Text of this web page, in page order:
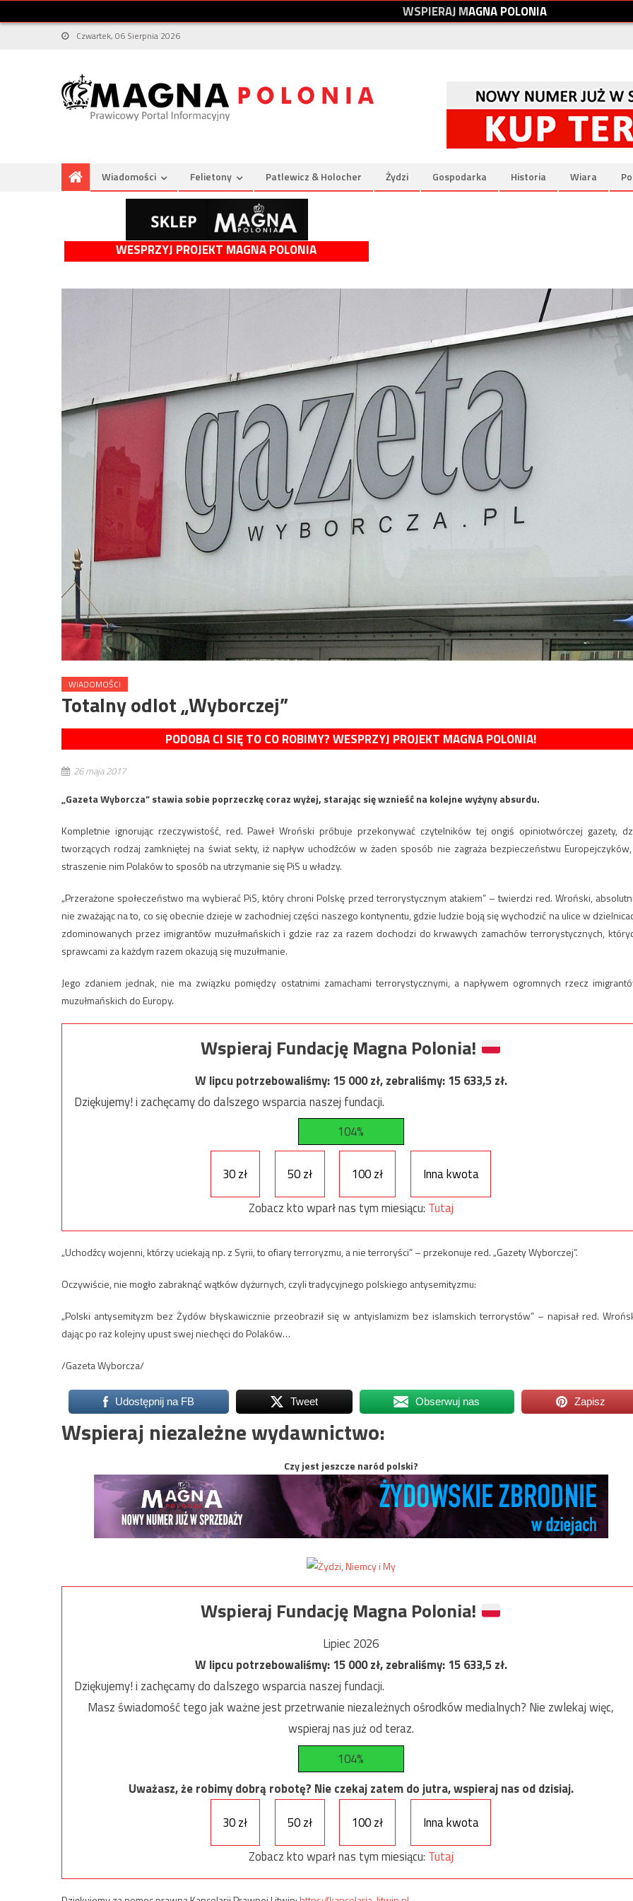
WSPIERAJMAGNAPOLONIA
Czwartek, 06 Sierpnia 2026
Wiadomości Felietony Patlewicz & Holocher Żydzi Gospodarka Historia Wiara
WESPRZYJ PROJEKT MAGNA POLONIA
WIADOMOŚCI
Totalny odlot „Wyborczej”
PODOBA CI SIĘ TO CO ROBIMY? WESPRZYJ PROJEKT MAGNA POLONIA!
26 maja 2017
„Gazeta Wyborcza” stawia sobie poprzeczkę coraz wyżej, starając się wznieść na kolejne wyżyny absurdu.
Kompletnie ignorując rzeczywistość, red. Paweł Wroński próbuje przekonywać czytelników tej ongiś opiniotwórczej gazety,
tworzących rodzaj zamkniętej na świat sekty, iż napływ uchodźców w żaden sposób nie zagraża bezpieczeństwu
straszenie nim Polaków to sposób na utrzymanie się PiS u władzy.
„Przerażone społeczeństwo ma wybierać PiS, który chroni Polskę przed terrorystycznym atakiem” – twierdzi red. Wroński,
nie zważając na to, co się obecnie dzieje w zachodniej części naszego kontynentu, gdzie ludzie boją się wychodzić na ulice w
zdominowanych przez imigrantów muzułmańskich i gdzie raz za razem dochodzi do krwawych zamachów terrorystycznych,
sprawcami za każdym razem okazują się muzułmanie.
Jego zdaniem jednak, nie ma związku pomiędzy ostatnimi zamachami terrorystycznymi, a napływem ogromnych rzecz
muzułmańskich do Europy.
Wspieraj Fundację Magna Polonia!
W lipcu potrzebowaliśmy:15 000zł, zebraliśmy:15 633,5zł.
Dziękujemy! i zachęcamy do dalszego wsparcia naszej fundacji.
104%
30 zł 50 zł 100 zł
Inna kwota
Zobacz kto wparł nas tym miesiącu: Tutaj
„Uchodźcy wojenni, którzy uciekają np. z Syrii, to ofiary terroryzmu, a nie terroryści” – przekonuje red. „Gazety Wyborczej”.
Oczywiście, nie mogło zabraknąć wątków dyżurnych, czyli tradycyjnego polskiego antysemityzmu:
„Polski antysemityzm bez Żydów błyskawicznie przeobraził się w antyislamizm bez islamskich terrorystów” – napisał red.
dając po raz kolejny upust swej niechęci do Polaków…
/Gazeta Wyborcza/
Udostępnij na FB Tweet Obserwuj nas Zapisz
Wspieraj niezależne wydawnictwo:
Czy jest jeszcze naród polski?
Wspieraj Fundację Magna Polonia!
Lipiec 2026
W lipcu potrzebowaliśmy:15 000zł, zebraliśmy:15 633,5zł.
Dziękujemy! i zachęcamy do dalszego wsparcia naszej fundacji.
Masz świadomość tego jak ważne jest przetrwanie niezależnych ośrodków medialnych? Nie zwlekaj więc,
wspieraj nas już od teraz.
104%
Uważasz, że robimy dobrą robotę? Nie czekaj zatem do jutra, wspieraj nas od dzisiaj.
30 zł
50 zł 100 zł
Inna kwota
Zobacz kto wparł nas tym miesiącu: Tutaj